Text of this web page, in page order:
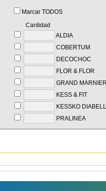
Marcar TODOS
Cantidad
ALDIA
COBERTUM
DECOCHOC
FLOR & FLOR
GRAND
KESS & FIT
KESSKO
PRALINEA